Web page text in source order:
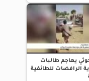
يهاجم طالبات
الرافضات للطائفية